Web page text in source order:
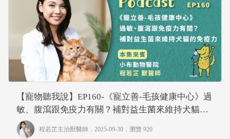
【寵物聽我說】EP160-《寵立善-毛孩健康中心》過
敏、腹瀉跟免疫力有關？補對益生菌來維持犬貓的
免疫力｜專業獸醫—程若芷
程若芷主治獸醫師 ．2025-09-30． 瀏覽 920